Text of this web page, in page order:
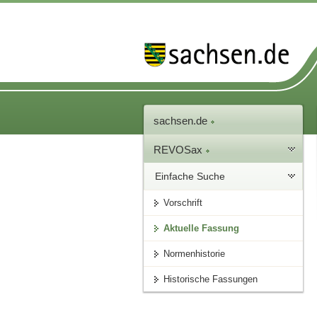
sachsen.de
REVOSax
Einfache Suche
Vorschrift
Aktuelle Fassung
Normenhistorie
Historische Fassungen